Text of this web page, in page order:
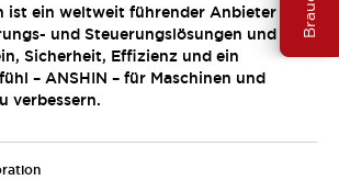
ist ein weltweit führender Anbieter
und Steuerungslösungen und
Sicherheit, Effizienz und ein
– ANSHIN – für Maschinen und
verbessern.